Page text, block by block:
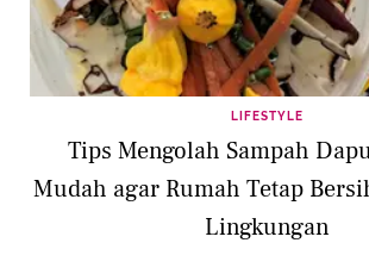
LIFESTYLE
Tips Mengolah Sampah
Mudah agar Rumah Tetap
Lingkungan